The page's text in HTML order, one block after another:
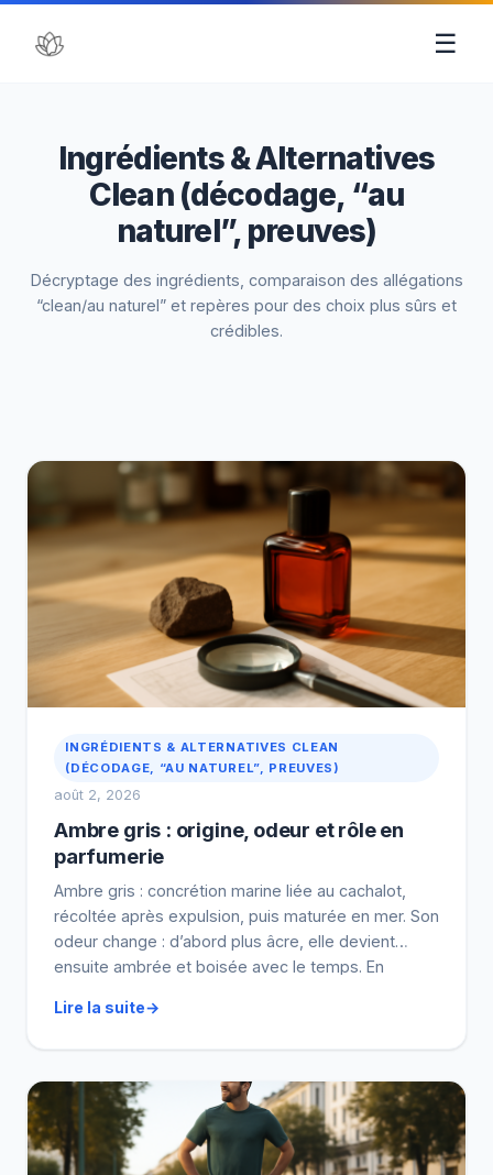
☰
Ingrédients & Alternatives
Clean (décodage, “au
naturel”, preuves)
Décryptage des ingrédients, comparaison des allégations
“clean/au naturel” et repères pour des choix plus sûrs et
crédibles.
INGRÉDIENTS & ALTERNATIVES CLEAN
(DÉCODAGE, “AU NATUREL”, PREUVES)
août 2, 2026
Ambre gris : origine, odeur et rôle en
parfumerie
Ambre gris : concrétion marine liée au cachalot,
récoltée après expulsion, puis maturée en mer. Son
odeur change : d’abord plus âcre, elle devient
ensuite ambrée et boisée avec le temps. En
fond : elle arrondit les accords et aide la tenue à
Lire la suite